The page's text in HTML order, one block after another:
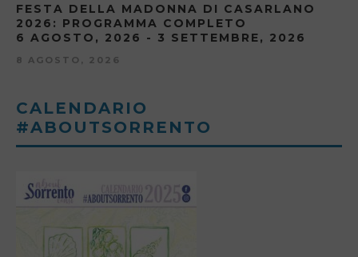
FESTA DELLA MADONNA DI CASARLANO
2026: PROGRAMMA COMPLETO
6 AGOSTO, 2026 - 3 SETTEMBRE, 2026
8 AGOSTO, 2026
CALENDARIO
#ABOUTSORRENTO